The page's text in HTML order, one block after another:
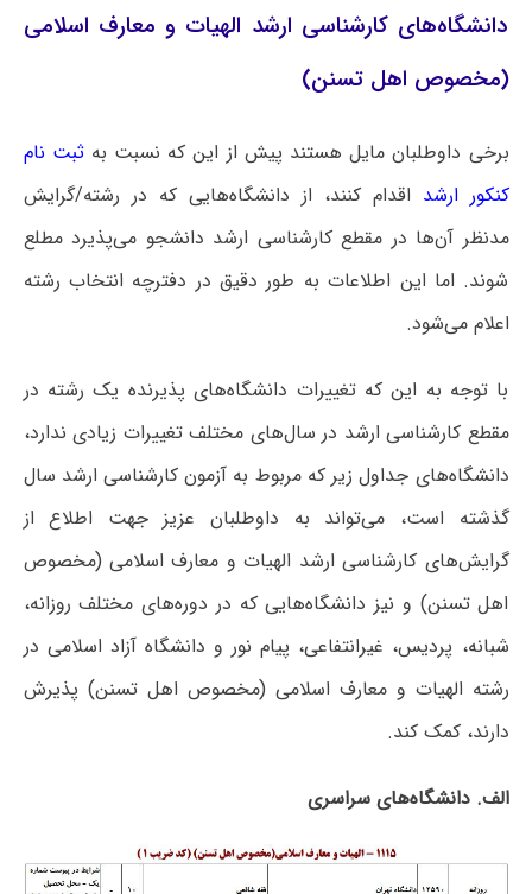
دانشگاه‌های کارشناسی ارشد الهیات و معارف اسلامی
(مخصوص اهل تسنن)
برخی داوطلبان مایل هستند پیش از این که نسبت به ثبت نام
کنکور ارشد اقدام کنند، از دانشگاه‌هایی که در رشته/گرایش
مدنظر آن‌ها در مقطع کارشناسی ارشد دانشجو می‌پذیرد مطلع
شوند. اما این اطلاعات به طور دقیق در دفترچه انتخاب رشته
اعلام می‌شود.
با توجه به این که تغییرات دانشگاه‌های پذیرنده یک رشته در
مقطع کارشناسی ارشد در سال‌های مختلف تغییرات زیادی ندارد،
دانشگاه‌های جداول زیر که مربوط به آزمون کارشناسی ارشد سال
گذشته است، می‌تواند به داوطلبان عزیز جهت اطلاع از
گرایش‌های کارشناسی ارشد الهیات و معارف اسلامی (مخصوص
اهل تسنن) و نیز دانشگاه‌هایی که در دوره‌های مختلف روزانه،
شبانه، پردیس، غیرانتفاعی، پیام نور و دانشگاه آزاد اﺳﻼمی در
رشته الهیات و معارف اسلامی (مخصوص اهل تسنن) پذیرش
دارند، کمک کند.
الف. دانشگاه‌های سراسری